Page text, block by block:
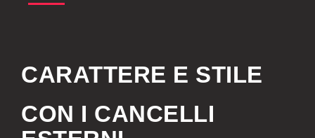
CARATTERE E STILE
CON I CANCELLI